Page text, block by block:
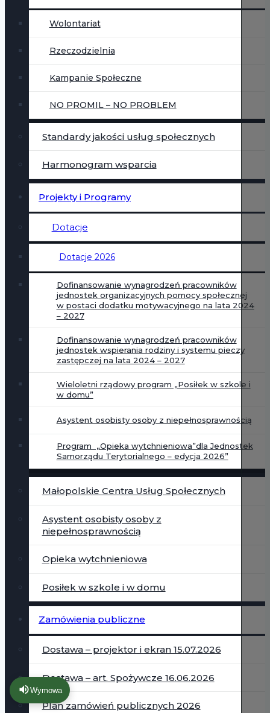
Wolontariat
Rzeczodzielnia
Kampanie Społeczne
NO PROMIL – NO PROBLEM
Standardy jakości usług społecznych
Harmonogram wsparcia
Projekty i Programy
Dotacje
Dotacje 2026
Dofinansowanie wynagrodzeń pracowników
jednostek organizacyjnych pomocy społecznej
w postaci dodatku motywacyjnego na lata 2024
– 2027
Dofinansowanie wynagrodzeń pracowników
jednostek wspierania rodziny i systemu pieczy
zastępczej na lata 2024 – 2027
Wieloletni rządowy program „Posiłek w szkole i
w domu”
Asystent osobisty osoby z niepełnosprawnością
Program „Opieka wytchnieniowa”dla Jednostek
Samorządu Terytorialnego – edycja 2026”
Małopolskie Centra Usług Społecznych
Asystent osobisty osoby z
niepełnosprawnością
Opieka wytchnieniowa
Posiłek w szkole i w domu
Zamówienia publiczne
Dostawa – projektor i ekran 15.07.2026
Dostawa – art. Spożywcze 16.06.2026
Plan zamówień publicznych 2026
Wymowa